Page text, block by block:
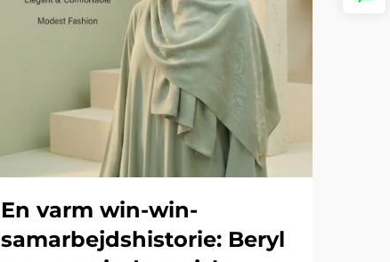
En varm win-win-
samarbejdshistorie: Beryl